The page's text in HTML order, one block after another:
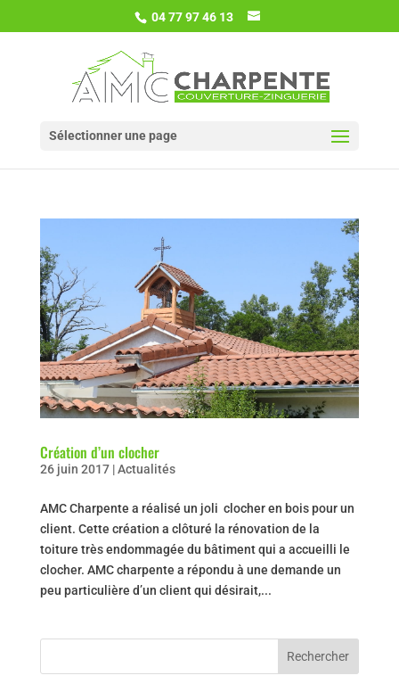
04 77 97 46 13
Sélectionner une page
Création d’un clocher
26 juin 2017|Actualités
AMC Charpente a réalisé un joli clocher en bois pour un
client. Cette création a clôturé la rénovation de la
toiture très endommagée du bâtiment qui a accueilli le
clocher. AMC charpente a répondu à une demande un
peu particulière d’un client qui désirait,...